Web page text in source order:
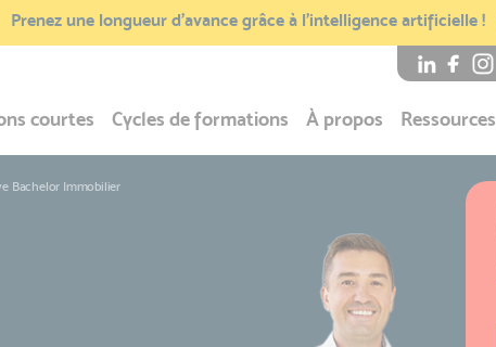
Prenez une longueur d’avance grâce à l’intelligence artificielle !
courtes Cycles de formations À propos Ressources
Bachelor Immobilier